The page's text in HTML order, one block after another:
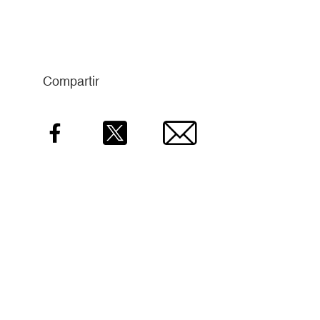
Compartir
Facebook Email